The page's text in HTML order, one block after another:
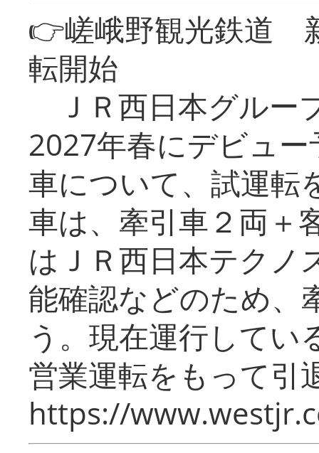
👉嵯峨野観光鉄道
転開始
ＪＲ西日本グルー
2027年春にデビュ
車について、試運転
車は、牽引車２両＋
はＪＲ西日本テクノ
能確認などのため、
う。現在運行してい
営業運転をもって引
https://